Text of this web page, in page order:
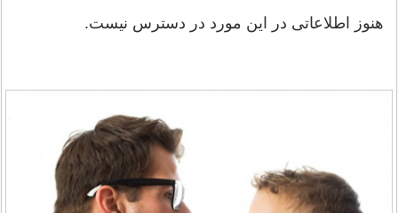
هنوز اطلاعاتی در این مورد در دسترس نیست.